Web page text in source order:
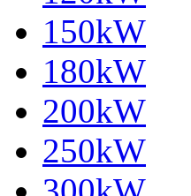
150kW
180kW
200kW
250kW